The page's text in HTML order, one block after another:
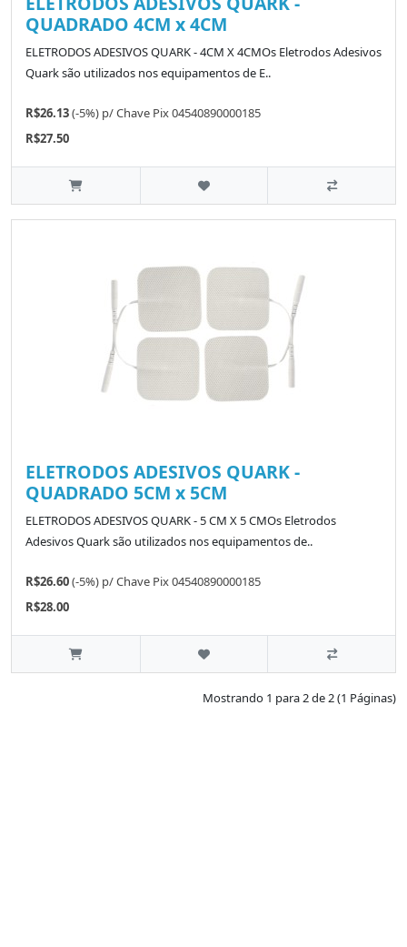
QUADRADO 4CM x 4CM
ELETRODOS ADESIVOS QUARK - 4CM X 4CMOs Eletrodos Adesivos
Quark são utilizados nos equipamentos de E..
R$26.13(-5%) p/Chave Pix 04540890000185
R$27.50
ELETRODOS ADESIVOS QUARK -
QUADRADO 5CM x 5CM
ELETRODOS ADESIVOS QUARK - 5 CM X 5 CMOs Eletrodos
Adesivos Quark são utilizados nos equipamentos de..
R$26.60(-5%) p/Chave Pix 04540890000185
R$28.00
Mostrando 1 para 2 de 2 (1 Páginas)